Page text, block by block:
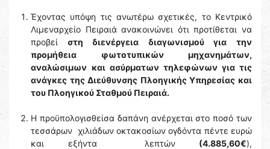
Έχοντας υπόψη τις ανωτέρω σχετικές, το Κεντρικό
Λιμεναρχείο Πειραιά ανακοινώνει ότι προτίθεται να
προβεί στη διενέργεια διαγωνισμού για
την
προμήθεια φωτοτυπικών μηχανημάτων,
αναλώσιμων και ασύρματων τηλεφώνων για τις
ανάγκες της Διεύθυνσης Πλοηγικής Υπηρεσίας και
του Πλοηγικού Σταθμού Πειραιά.
Η προϋπολογισθείσα δαπάνη ανέρχεται στο ποσό των
τεσσάρων χιλιάδων οκτακοσίων ογδόντα πέντε ευρώ
και εξήντα λεπτών (4.885,60€),